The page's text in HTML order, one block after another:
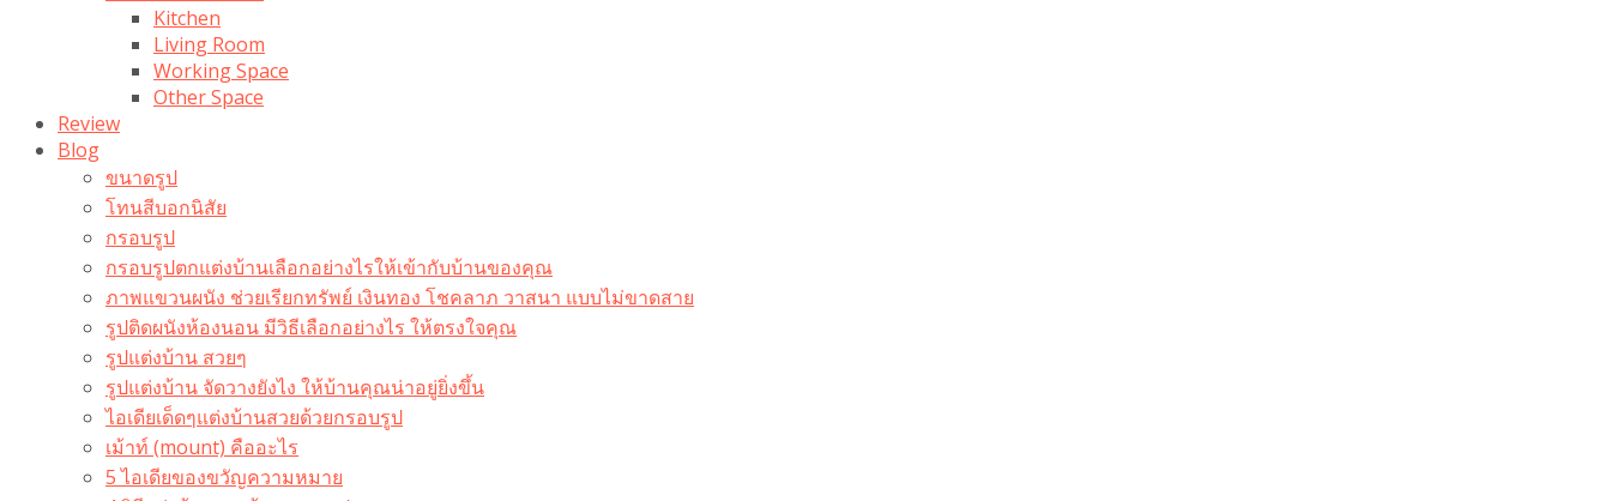
Kitchen
Living Room
Working Space
Other Space
Review
Blog
ขนาดรูป
โทนสีบอกนิสัย
กรอบรูป
กรอบรูปตกแต่งบ้านเลือกอย่างไรให้เข้ากับบ้านของคุณ
ภาพแขวนผนัง ช่วยเรียกทรัพย์ เงินทอง โชคลาภ วาสนา แบบไม่ขาดสาย
รูปติดผนังห้องนอน มีวิธีเลือกอย่างไร ให้ตรงใจคุณ
รูปแต่งบ้าน สวยๆ
รูปแต่งบ้าน จัดวางยังไง ให้บ้านคุณน่าอยู่ยิ่งขึ้น
ไอเดียเด็ดๆแต่งบ้านสวยด้วยกรอบรูป
เม้าท์ (mount) คืออะไร​
5 ไอเดียของขวัญความหมาย